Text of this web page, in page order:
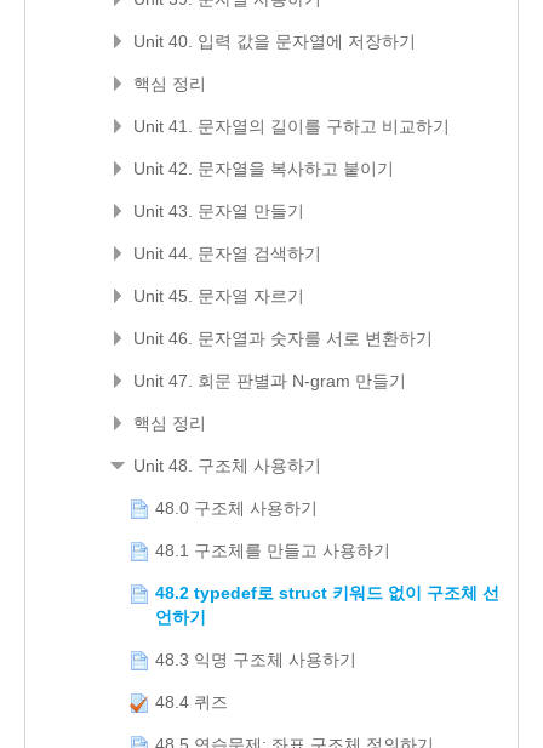
Unit 40. 입력 값을 문자열에 저장하기
핵심 정리
Unit 41. 문자열의 길이를 구하고 비교하기
Unit 42. 문자열을 복사하고 붙이기
Unit 43. 문자열 만들기
Unit 44. 문자열 검색하기
Unit 45. 문자열 자르기
Unit 46. 문자열과 숫자를 서로 변환하기
Unit 47. 회문 판별과 N-gram 만들기
핵심 정리
Unit 48. 구조체 사용하기
48.0 구조체 사용하기
48.1 구조체를 만들고 사용하기
48.2 typedef로 struct 키워드 없이 구조체 선
언하기
48.3 익명 구조체 사용하기
48.4 퀴즈